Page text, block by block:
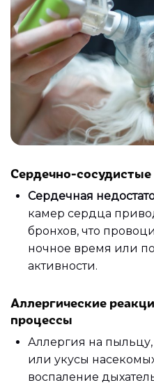
Сердечно-
Сердечная
камер сердца
бронхов, что
ночное время или
активности.
Аллергические
процессы
Аллергия на
или укусы
воспаление